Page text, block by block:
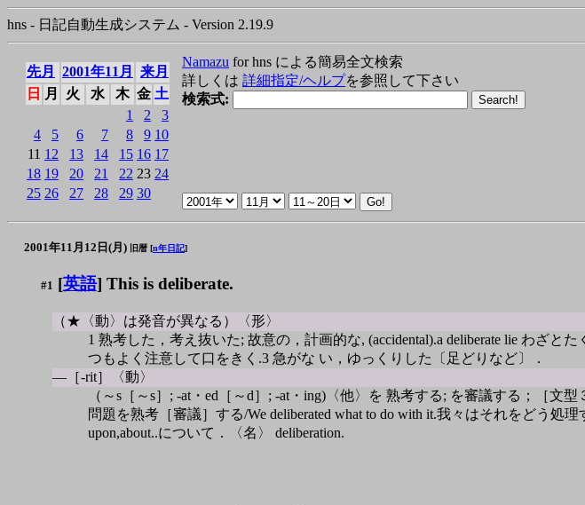
hns - 日記自動生成システム - Version 2.19.9
先月 2001年11月
来月
日
月 火 水 木 金 土
1
2
3
4
5 6 7 8 9 10
11 12 13 14 15 16 17
18 19 20 21 22 23 24
25 26 27 28 29 30
Namazu for hns による簡易全文検索
詳しくは 詳細指定/ヘルプを参照して下さい
検索式:
2001年11月12日(月) 旧暦 [n年日記]
#1 [英語] This is deliberate.
（★〈動〉は発音が異なる）〈形〉
1 熟考した，考え抜いた; 故意の，計画的な, (accidental).a deliberate lie わざと
つもよく注意して口をきく.3 急がな い，ゆっくりした〔足どりなど〕．
―［-rit］〈動〉
（～s［～s］; -at・ed［～d］; -at・ing)〈他〉を 熟考する; を審議する；［文
問題を熟考［審議］する/We deliberated what to do with it.我々はそれをどう
upon,about..について．〈名〉 deliberation.